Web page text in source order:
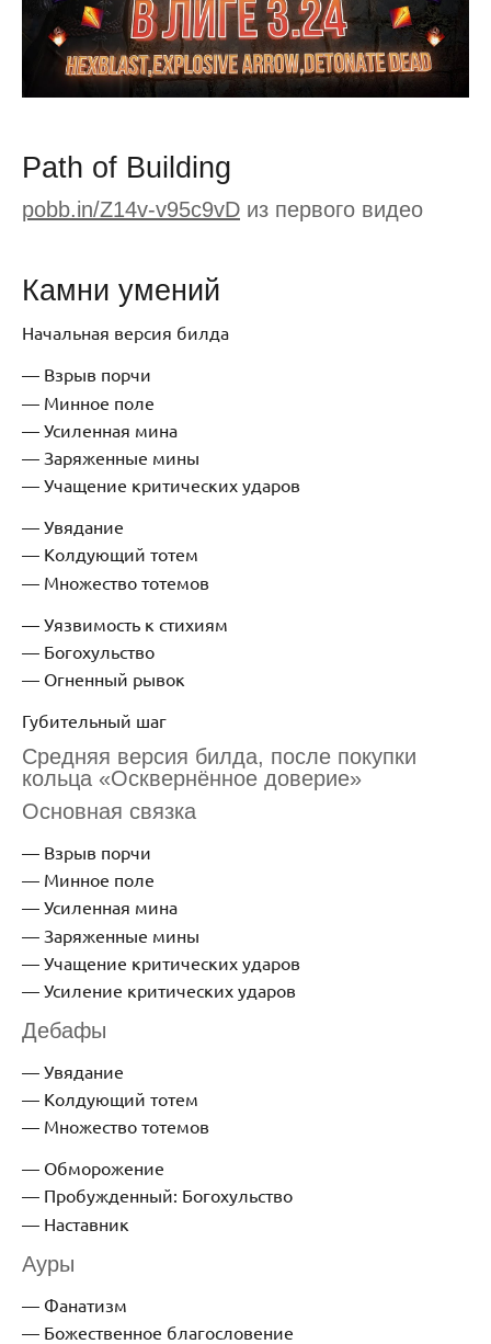
Path of Building
pobb.in/Z14v-v95c9vD из первого видео
Камни умений
Начальная версия билда
Взрыв порчи
Минное поле
Усиленная мина
Заряженные мины
Учащение критических ударов
Увядание
Колдующий тотем
Множество тотемов
Уязвимость к стихиям
Богохульство
Огненный рывок
Губительный шаг
Средняя версия билда, после покупки
кольца «Осквернённое доверие»
Основная связка
Взрыв порчи
Минное поле
Усиленная мина
Заряженные мины
Учащение критических ударов
Усиление критических ударов
Дебафы
Увядание
Колдующий тотем
Множество тотемов
Обморожение
Пробужденный: Богохульство
Наставник
Ауры
Фанатизм
Божественное благословение